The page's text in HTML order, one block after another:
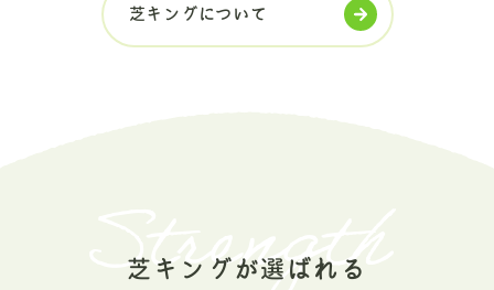
芝キングについて
Strength
芝キングが選ばれる